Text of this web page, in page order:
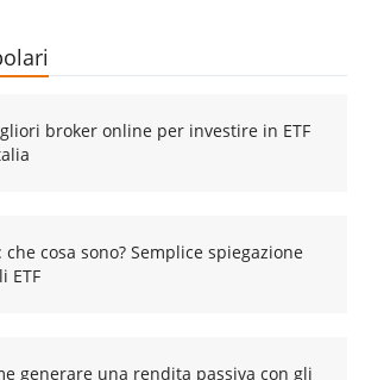
broker online per investire in ETF
che cosa sono? Semplice spiegazione
ETF
generare una rendita passiva con gli